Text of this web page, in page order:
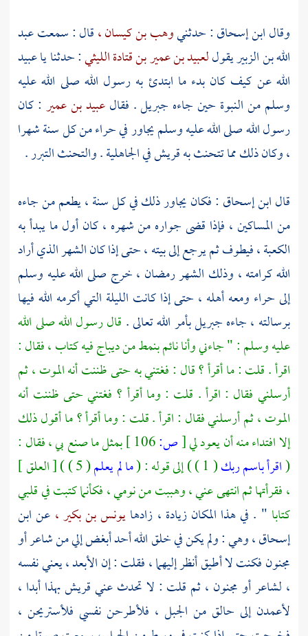
وقالابن إسحاق: حدثنيوهب بن كيسان ،قال : سمعتعبد
الله بن الزبيريقوللعبيد بن عمير بن قتادة الليثي: حدثنا ياعبيد
اللهعن كيف كان بدء ما ابتدئ به رسول الله صلى الله عليه
وسلم من النبوة حين جاءه جبريل. فقالعبيد بن عمير : كان
رسول الله صلى الله عليه وسلم يجاور فيحراءمن كل سنة شهرا
، وكان ذلك مما تتحنث بهقريشفي الجاهلية . والتحنث التبرر .
قالابن إسحاق : فكان يجاور ذلك في كل سنة ، يطعم من جاءه
من المساكين ، فإذا قضى جواره من شهره ، كان أول ما يبدأ به
الكعبة ،فيطوف ثم يرجع إلى بيته ، حتى إذا كان الشهر الذي أراد
الله كرامته ، وذلك الشهر رمضان ، خرج صلى الله عليه وسلم
إلىحراء ومعه أهله ، حتى إذا كانت الليلة التي أكرمه الله فيها
برسالته ، جاءهجبريلبأمر الله تعالى . قال رسول الله صلى الله
عليه وسلم : " جاءني وأنا نائم بنمط من ديباج فيه كتاب ، فقال :
اقرأ . قلت : ما أقرأ ؟ قال : فغتني به حتى ظننت أنه الموت ، ثم
أرسلني فقال : اقرأ . قلت : وما أقرأ ؟ فغتني حتى ظننت أنه
الموت ، ثم أرسلني فقال : اقرأ . قلت : وما أقرأ ؟ ما أقول ذلك
إلا افتداء منه أن يعود لي[ص:
بمثل ما صنع بي ، فقال :
(اقرأ باسم ربك( 1 ) ) إلى قوله : ( ما لم يعلم
( 5 ) ) [ العلق ]
، فقرأتها ثم انتهى عني ، وهببت من نومي ، فكأنما كتبت في قلبي
كتابا " . في هذا المكان زيادة ، زادهايونس بن بكير ، عنابن
إسحاق ،وهي : ولم يكن في خلق الله أحد أبغض إلي من شاعر أو
مجنون فكنت لا أطيق أنظر إليهما ، فقلت : إن الأبعد ، يعني نفسه
، لشاعر أو مجنون ، ثم قلت : لا تحدث عنيقريشبهذا أبدا ،
لأعمدن إلى حالق من الجبل ، فلأطرحن نفسي فلأستريحن ،